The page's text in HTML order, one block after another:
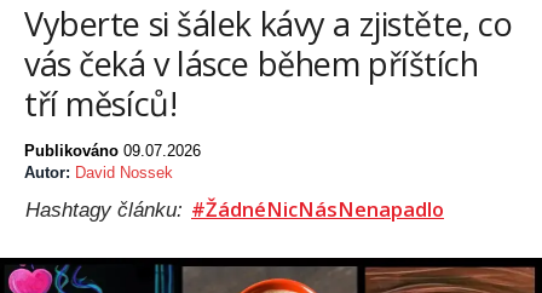
Vyberte si šálek kávy a zjistěte, co
vás čeká v lásce během příštích
tří měsíců!
Publikováno 09.07.2026
Autor: David Nossek
Hashtagy článku: #ŽádnéNicNásNenapadlo